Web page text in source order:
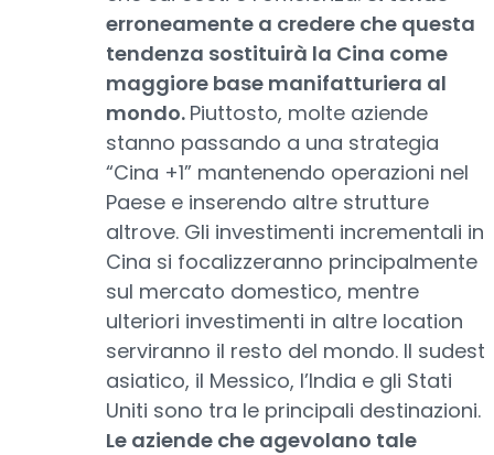
erroneamente a credere che questa
tendenza sostituirà la Cina come
maggiore base manifatturiera al
mondo. Piuttosto, molte aziende
stanno passando a una strategia
“Cina +1” mantenendo operazioni nel
Paese e inserendo altre strutture
altrove. Gli investimenti incrementali in
Cina si focalizzeranno principalmente
sul mercato domestico, mentre
ulteriori investimenti in altre location
serviranno il resto del mondo. Il sudest
asiatico, il Messico, l’India e gli Stati
Uniti sono tra le principali destinazioni.
Le aziende che agevolano tale